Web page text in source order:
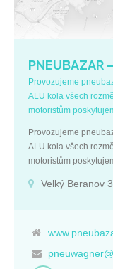
PNEUBAZAR
Provozujeme
ALU kola všech
motoristům
Provozujeme
ALU kola všech
motoristům
Velký Beranov